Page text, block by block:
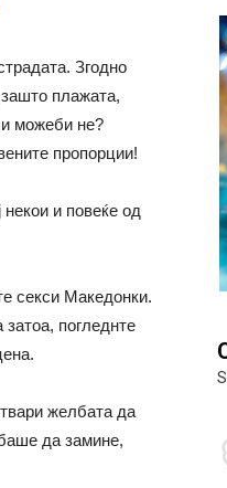
Згодно
плажата,
можеби не?
пропорции!
и повеќе од
секси Македонки.
погледнте
желбата да
да замине,